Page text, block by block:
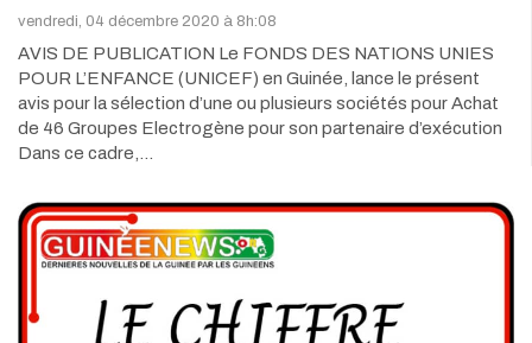
vendredi, 04 décembre 2020 à 8h:08
AVIS DE PUBLICATION Le FONDS DES NATIONS UNIES
POUR L’ENFANCE (UNICEF) en Guinée, lance le présent
avis pour la sélection d’une ou plusieurs sociétés pour Achat
de 46 Groupes Electrogène pour son partenaire d’exécution
Dans ce cadre,…